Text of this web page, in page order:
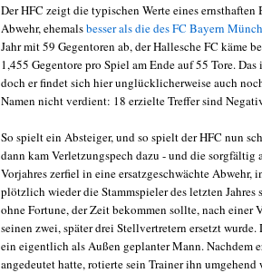
Der HFC zeigt die typischen Werte eines
Abwehr, ehemalsbesser als die des FC Bayern
Jahr mit 59 Gegentoren ab, der Hallesche FC käme
1,455 Gegentore pro Spiel am Ende auf 55 Tore.
doch er findet sich hier unglücklicherweise auch
Namen nicht verdient: 18 erzielte Treffer sind
So spielt ein Absteiger, und so spielt der HFC nun
dann kam Verletzungspech dazu - und die sorgfältig
Vorjahres zerfiel in eine ersatzgeschwächte Abwehr,
plötzlich wieder die Stammspieler des letzten Jahres
ohne Fortune, der Zeit bekommen sollte, nach einer
seinen zwei, später drei Stellvertretern ersetzt
ein eigentlich als Außen geplanter Mann. Nachdem
angedeutet hatte, rotierte sein Trainer ihn umgehend